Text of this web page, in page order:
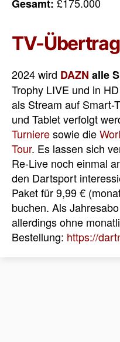
Gesamt:
TV-
2024 wird DAZN alle
Trophy LIVE und in
als Stream auf Smart-
und Tablet verfolgt
Turnieresowie die
Tour. Es lassen sich
Re-Live noch einmal
den Dartsport
Paket für 9,99 €
buchen. Als
allerdings ohne
Bestellung: https://